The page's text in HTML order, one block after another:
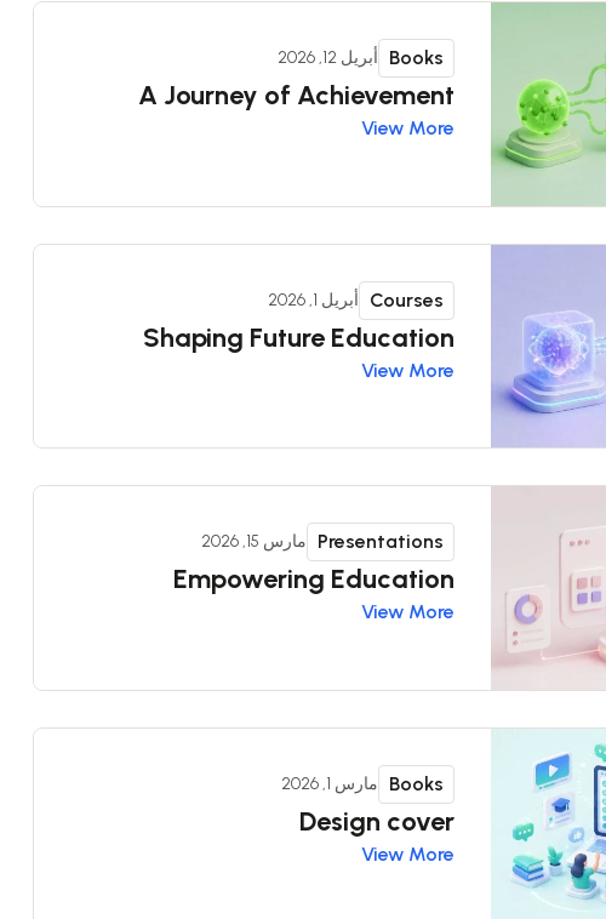
A Journey of Achievement
Books أبريل 12, 2026
View More
Shaping Future Education
Courses أبريل 1, 2026
View More
Empowering Education
Presentations مارس 15, 2026
View More
Design cover
Books مارس 1, 2026
View More